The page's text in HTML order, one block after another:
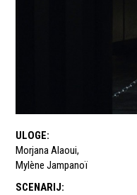
ULOGE:
Morjana Alaoui,
Mylène Jampanoï
SCENARIJ: